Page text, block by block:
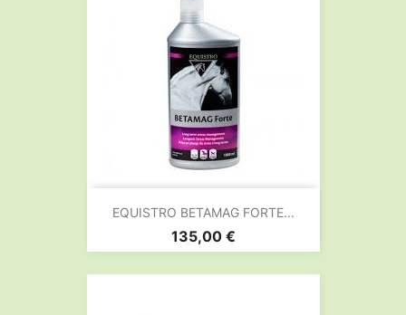
EQUISTRO BETAMAG FORTE...
Prix
135,00 €